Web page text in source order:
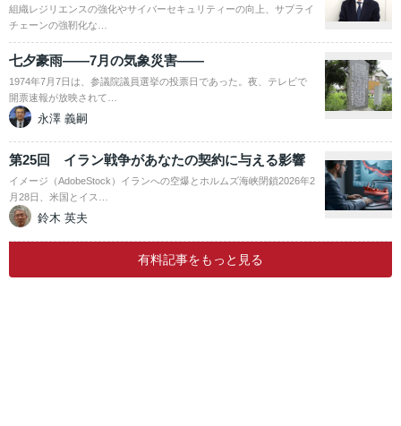
組織レジリエンスの強化やサイバーセキュリティーの向上、サプライ
チェーンの強靭化な…
七夕豪雨――7月の気象災害――
1974年7月7日は、参議院議員選挙の投票日であった。夜、テレビで
開票速報が放映されて…
永澤 義嗣
第25回 イラン戦争があなたの契約に与える影響
イメージ（AdobeStock）イランへの空爆とホルムズ海峡閉鎖2026年2
月28日、米国とイス…
鈴木 英夫
有料記事をもっと見る